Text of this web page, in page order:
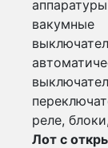
вакумные
реле,
Лот с